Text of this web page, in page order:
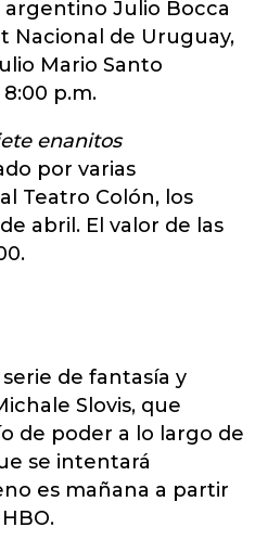
Julio Bocca
Nacional de Uruguay,
Mario Santo
p.m.
enanitos
por varias
Teatro Colón, los
abril. El valor de las
de fantasía y
Slovis, que
de poder a lo largo de
se intentará
es mañana a partir